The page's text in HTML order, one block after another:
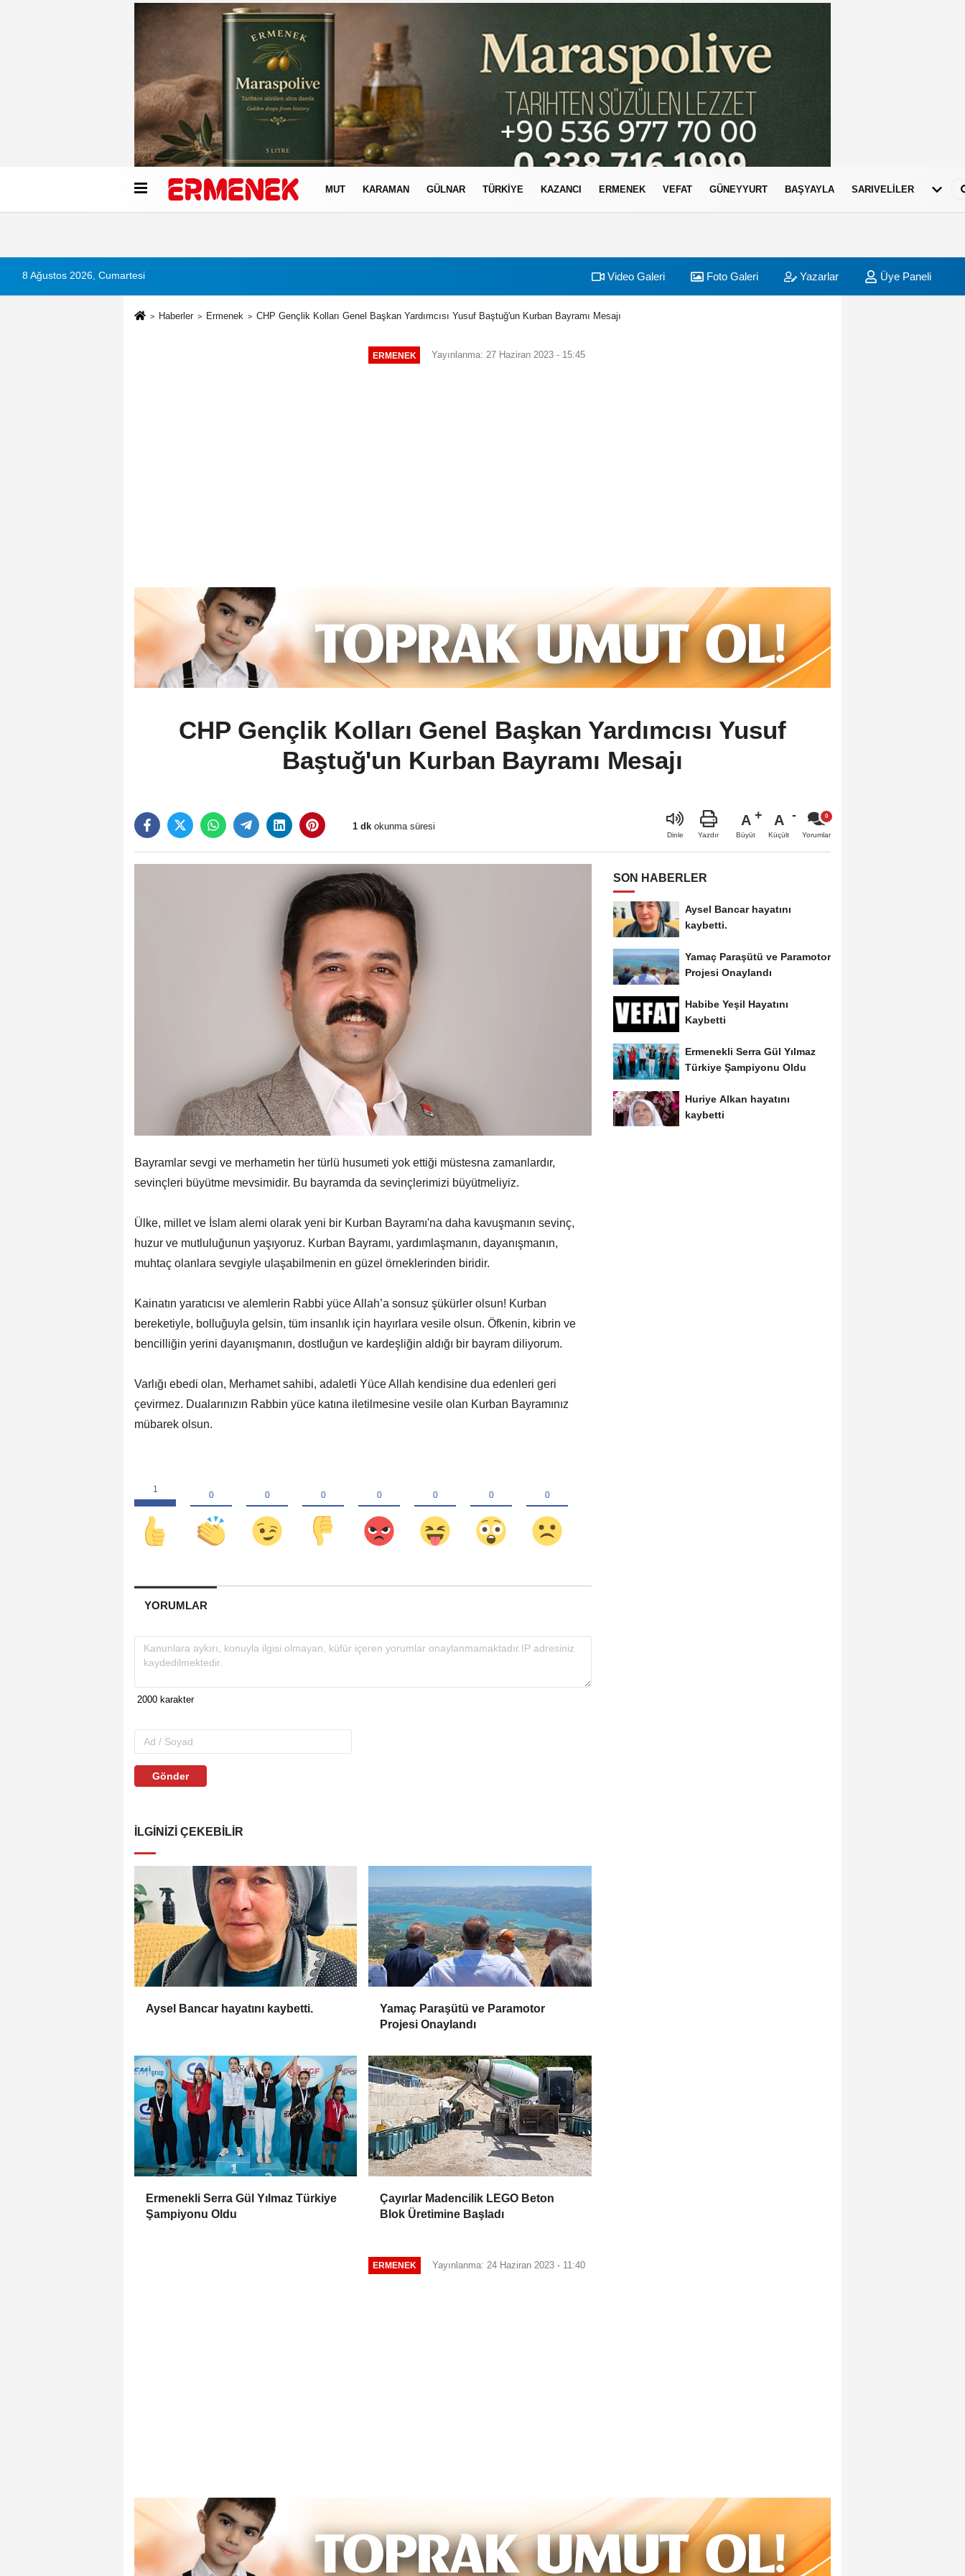
Künye İletişim Çerez Politikası
MUT KARAMAN GÜLNAR TÜRKIYE KAZANCI ERMENEK VEFAT GÜNEYYURT BAŞYAYLA SARIVELİLER
8 Ağustos 2026, Cumartesi Video Galeri Foto Galeri Yazarlar Üye Paneli
Haberler Ermenek CHP Gençlik Kolları Genel Başkan Yardımcısı Yusuf Baştuğ'un Kurban Bayramı Mesajı
ERMENEK Yayınlanma: 27 Haziran 2023 - 15:45
CHP Gençlik Kolları Genel Başkan Yardımcısı Yusuf
Baştuğ'un Kurban Bayramı Mesajı
1 dk okunma süresi
Dinle Yazdır
A
Büyüt
A
Küçült Yorumlar
Bayramlar sevgi ve merhametin her türlü husumeti yok ettiği müstesna zamanlardır,
sevinçleri büyütme mevsimidir. Bu bayramda da sevinçlerimizi büyütmeliyiz.
Ülke, millet ve İslam alemi olarak yeni bir Kurban Bayramı'na daha kavuşmanın sevinç,
huzur ve mutluluğunun yaşıyoruz. Kurban Bayramı, yardımlaşmanın, dayanışmanın,
muhtaç olanlara sevgiyle ulaşabilmenin en güzel örneklerinden biridir.
Kainatın yaratıcısı ve alemlerin Rabbi yüce Allah’a sonsuz şükürler olsun! Kurban
bereketiyle, bolluğuyla gelsin, tüm insanlık için hayırlara vesile olsun. Öfkenin, kibrin ve
bencilliğin yerini dayanışmanın, dostluğun ve kardeşliğin aldığı bir bayram diliyorum.
Varlığı ebedi olan, Merhamet sahibi, adaletli Yüce Allah kendisine dua edenleri geri
çevirmez. Dualarınızın Rabbin yüce katına iletilmesine vesile olan Kurban Bayramınız
mübarek olsun.
YORUMLAR
Gönder
İLGINIZI ÇEKEBILIR
Aysel Bancar hayatını kaybetti.
Yamaç Paraşütü ve Paramotor
Projesi Onaylandı
Ermenekli Serra Gül Yılmaz Türkiye
Şampiyonu Oldu
Çayırlar Madencilik LEGO Beton
Blok Üretimine Başladı
SON HABERLER
Aysel Bancar hayatını
kaybetti.
Yamaç Paraşütü ve Paramotor
Projesi Onaylandı
Habibe Yeşil Hayatını
Kaybetti
Ermenekli Serra Gül Yılmaz
Türkiye Şampiyonu Oldu
Huriye Alkan hayatını
kaybetti
ERMENEK Yayınlanma: 24 Haziran 2023 - 11:40